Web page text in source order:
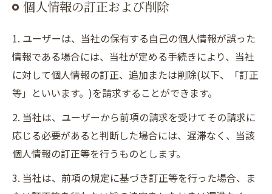
個人情報の訂正および削除
1. ユーザーは、当社の保有する自己の個人情報が誤った
情報である場合には、当社が定める手続きにより、当社
に対して個人情報の訂正、追加または削除(以下、「訂正
等」といいます。)を請求することができます。
2. 当社は、ユーザーから前項の請求を受けてその請求に
応じる必要があると判断した場合には、遅滞なく、当該
個人情報の訂正等を行うものとします。
3. 当社は、前項の規定に基づき訂正等を行った場合、ま